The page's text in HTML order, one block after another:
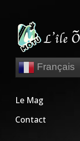
Français
Le Mag
Contact